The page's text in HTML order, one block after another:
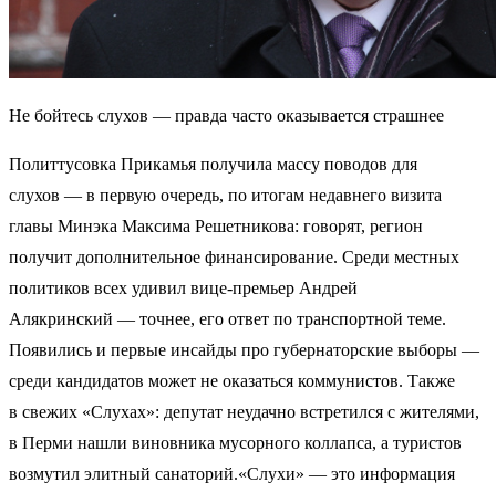
Не бойтесь слухов — правда часто оказывается страшнее
Политтусовка Прикамья получила массу поводов для
слухов — в первую очередь, по итогам недавнего визита
главы Минэка Максима Решетникова: говорят, регион
получит дополнительное финансирование. Среди местных
политиков всех удивил вице-премьер Андрей
Алякринский — точнее, его ответ по транспортной теме.
Появились и первые инсайды про губернаторские выборы —
среди кандидатов может не оказаться коммунистов. Также
в свежих «Слухах»: депутат неудачно встретился с жителями,
в Перми нашли виновника мусорного коллапса, а туристов
возмутил элитный санаторий.«Слухи» — это информация